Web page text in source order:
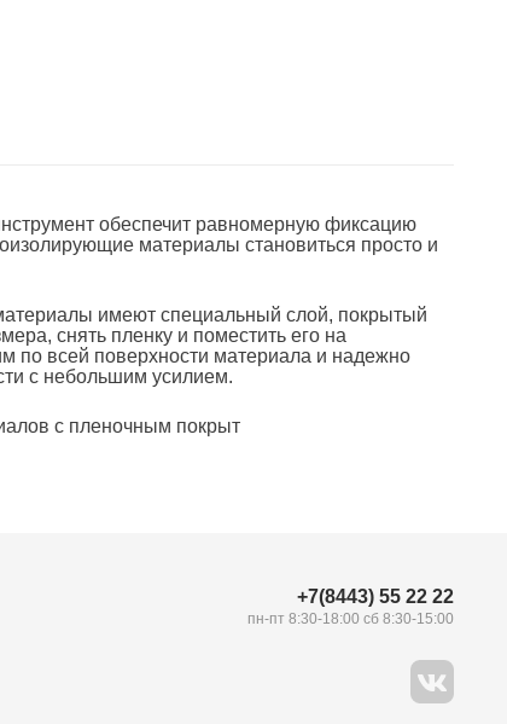
обеспечит равномерную фиксацию
материалы становиться просто и
имеют специальный слой, покрытый
снять пленку и поместить его на
по всей поверхности материала и надежно
с небольшим усилием.
с пленочным покрыт
+7(8443) 55 22 22
пн-пт 8:30-18:00 сб 8:30-15:00